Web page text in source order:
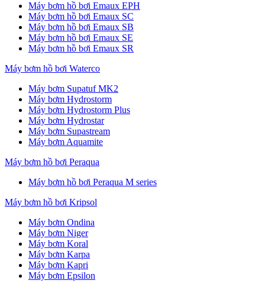
Máy bơm hồ bơi Emaux EPH
Máy bơm hồ bơi Emaux SC
Máy bơm hồ bơi Emaux SB
Máy bơm hồ bơi Emaux SE
Máy bơm hồ bơi Emaux SR
Máy bơm hồ bơi Waterco
Máy bơm Supatuf MK2
Máy bơm Hydrostorm
Máy bơm Hydrostorm Plus
Máy bơm Hydrostar
Máy bơm Supastream
Máy bơm Aquamite
Máy bơm hồ bơi Peraqua
Máy bơm hồ bơi Peraqua M series
Máy bơm hồ bơi Kripsol
Máy bơm Ondina
Máy bơm Niger
Máy bơm Koral
Máy bơm Karpa
Máy bơm Kapri
Máy bơm Epsilon